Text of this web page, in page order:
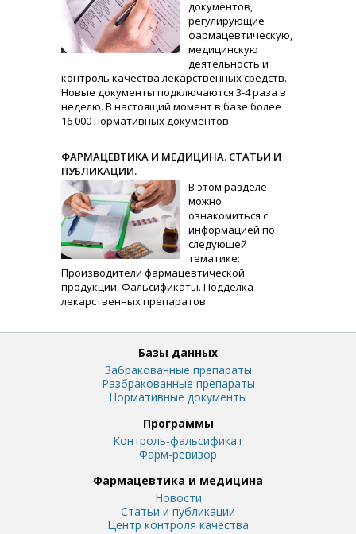
документов,
регулирующие
фармацевтическую,
медицинскую
деятельность и
контроль качества лекарственных средств.
Новые документы подключаются 3-4 раза в
неделю. В настоящий момент в базе более
16 000 нормативных документов.
ФАРМАЦЕВТИКА И МЕДИЦИНА. СТАТЬИ И
ПУБЛИКАЦИИ.
В этом разделе
можно
ознакомиться с
информацией по
следующей
тематике:
Производители фармацевтической
продукции. Фальсификаты. Подделка
лекарственных препаратов.
Базы данных
Забракованные препараты
Разбракованные препараты
Нормативные документы
Программы
Контроль-фальсификат
Фарм-ревизор
Фармацевтика и медицина
Новости
Статьи и публикации
Центр контроля качества